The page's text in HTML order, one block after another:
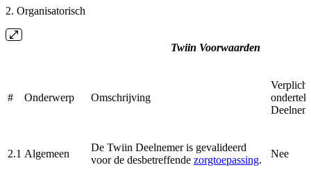
2. Organisatorisch
Twiin Voorwaarden
# Onderwerp Omschrijving
2.1 Algemeen
De Twiin Deelnemer is gevalideerd
voor de desbetreffende zorgtoepassing.
Nee